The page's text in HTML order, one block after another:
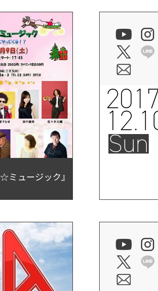
ミュージック』
Sun